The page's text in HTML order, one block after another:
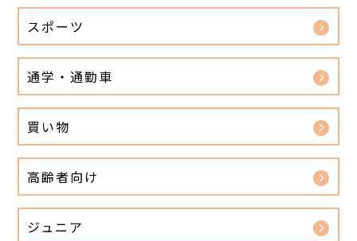
スポーツ
通学・通勤車
買い物
高齢者向け
ジュニア